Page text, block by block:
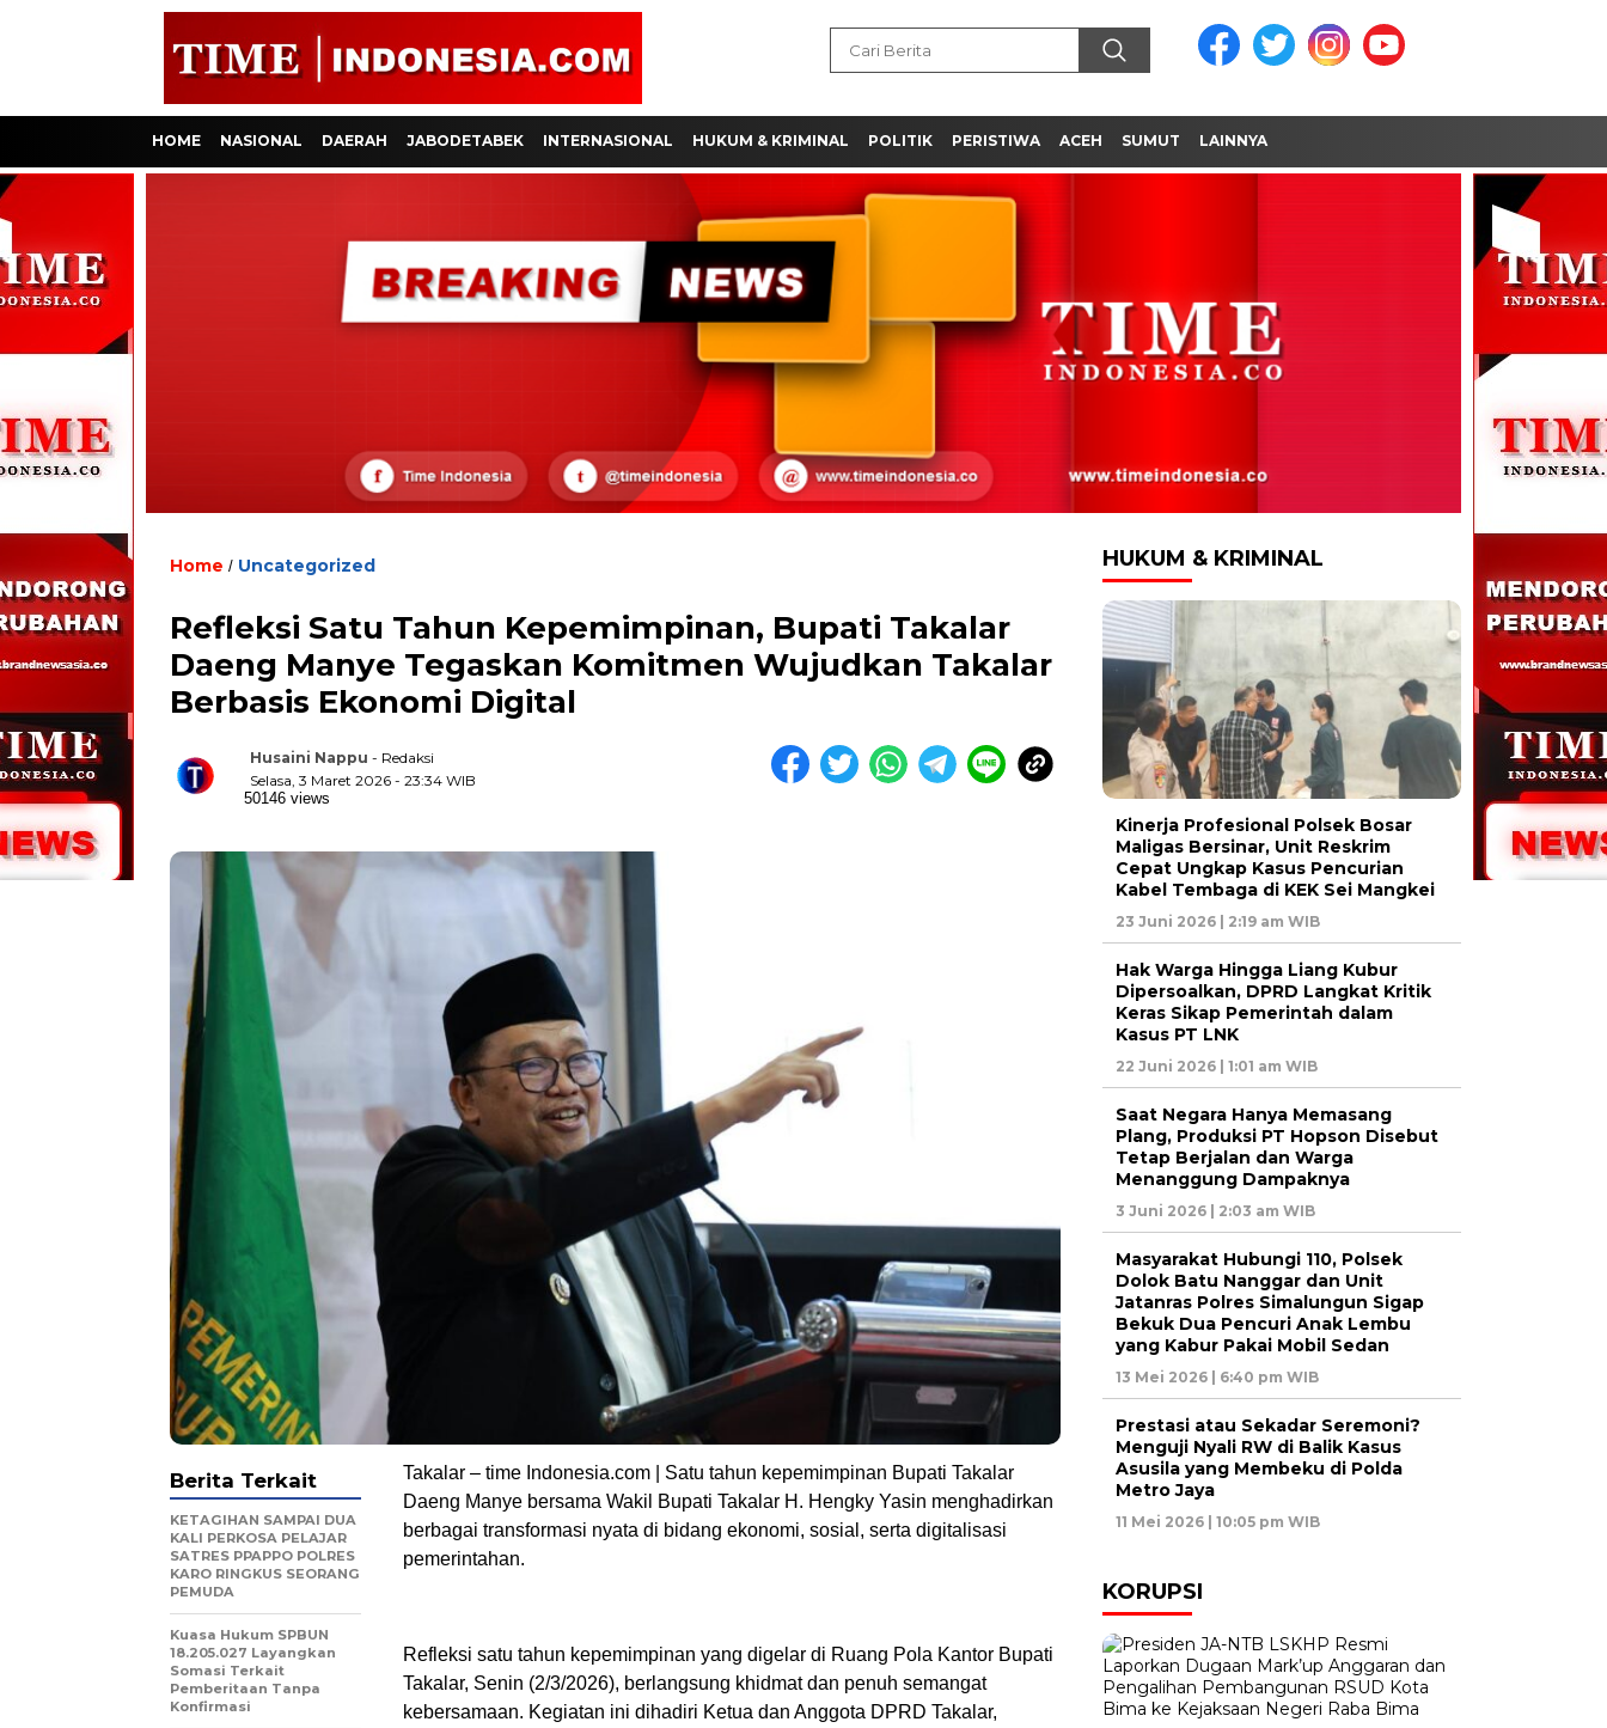
HOME NASIONAL DAERAH JABODETABEK INTERNASIONAL HUKUM & KRIMINAL POLITIK PERISTIWA ACEH SUMUT LAINNYA
Home / Uncategorized
Refleksi Satu Tahun Kepemimpinan, Bupati Takalar
Daeng Manye Tegaskan Komitmen Wujudkan Takalar
Berbasis Ekonomi Digital
Husaini Nappu - Redaksi
Selasa, 3 Maret 2026 - 23:34 WIB
50146 views
Takalar – time Indonesia.com | Satu tahun kepemimpinan Bupati Takalar
Daeng Manye bersama Wakil Bupati Takalar H. Hengky Yasin menghadirkan
berbagai transformasi nyata di bidang ekonomi, sosial, serta digitalisasi
pemerintahan.
Refleksi satu tahun kepemimpinan yang digelar di Ruang Pola Kantor Bupati
Takalar, Senin (2/3/2026), berlangsung khidmat dan penuh semangat
kebersamaan. Kegiatan ini dihadiri Ketua dan Anggota DPRD Takalar,
Berita Terkait
KETAGIHAN SAMPAI DUA
KALI PERKOSA PELAJAR
SATRES PPAPPO POLRES
KARO RINGKUS SEORANG
PEMUDA
Kuasa Hukum SPBUN
18.205.027 Layangkan
Somasi Terkait
Pemberitaan Tanpa
Konfirmasi
HUKUM & KRIMINAL
Kinerja Profesional Polsek Bosar
Maligas Bersinar, Unit Reskrim
Cepat Ungkap Kasus Pencurian
Kabel Tembaga di KEK Sei Mangkei
23 Juni 2026 | 2:19 am WIB
Hak Warga Hingga Liang Kubur
Dipersoalkan, DPRD Langkat Kritik
Keras Sikap Pemerintah dalam
Kasus PT LNK
22 Juni 2026 | 1:01 am WIB
Saat Negara Hanya Memasang
Plang, Produksi PT Hopson Disebut
Tetap Berjalan dan Warga
Menanggung Dampaknya
3 Juni 2026 | 2:03 am WIB
Masyarakat Hubungi 110, Polsek
Dolok Batu Nanggar dan Unit
Jatanras Polres Simalungun Sigap
Bekuk Dua Pencuri Anak Lembu
yang Kabur Pakai Mobil Sedan
13 Mei 2026 | 6:40 pm WIB
Prestasi atau Sekadar Seremoni?
Menguji Nyali RW di Balik Kasus
Asusila yang Membeku di Polda
Metro Jaya
11 Mei 2026 | 10:05 pm WIB
KORUPSI